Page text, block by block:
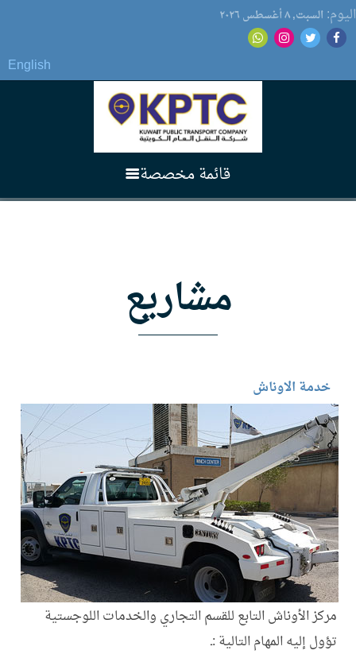
اليوم: السبت, ٨ أغسطس ۲٠۲٦
English
قائمة مخصصة
عن الشركة 3
مجلس الإدارة
خدمات النقل العام
خدمات التأجير الداخلي
رحلات العمرة
خدمات التأجير الإقليمي
مشاريع 3
رفع وسحب المركبات المخالفة
خدمة الاوناش
خدمة الإصلاح للغير
خطوط النقل
المناقصات
مشاريع
خدمة الاوناش
مركز الأوناش التابع للقسم التجاري والخدمات اللوجستية
تؤول إليه المهام التالية :ـ